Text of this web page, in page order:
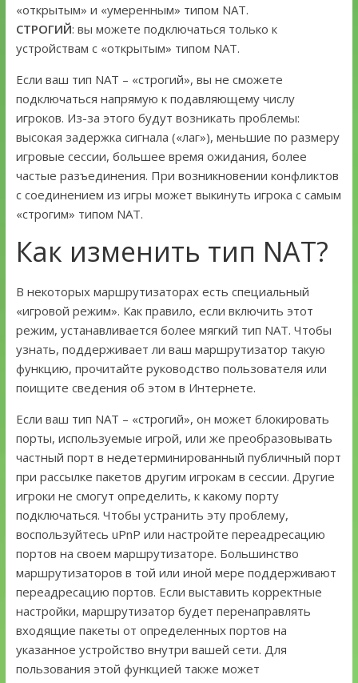
«открытым» и «умеренным» типом NAT.
СТРОГИЙ: вы можете подключаться только к
устройствам с «открытым» типом NAT.
Если ваш тип NAT – «строгий», вы не сможете
подключаться напрямую к подавляющему числу
игроков. Из-за этого будут возникать проблемы:
высокая задержка сигнала («лаг»), меньшие по размеру
игровые сессии, большее время ожидания, более
частые разъединения. При возникновении конфликтов
с соединением из игры может выкинуть игрока с самым
«строгим» типом NAT.
Как изменить тип NAT?
В некоторых маршрутизаторах есть специальный
«игровой режим». Как правило, если включить этот
режим, устанавливается более мягкий тип NAT. Чтобы
узнать, поддерживает ли ваш маршрутизатор такую
функцию, прочитайте руководство пользователя или
поищите сведения об этом в Интернете.
Если ваш тип NAT – «строгий», он может блокировать
порты, используемые игрой, или же преобразовывать
частный порт в недетерминированный публичный порт
при рассылке пакетов другим игрокам в сессии. Другие
игроки не смогут определить, к какому порту
подключаться. Чтобы устранить эту проблему,
воспользуйтесь uPnP или настройте переадресацию
портов на своем маршрутизаторе. Большинство
маршрутизаторов в той или иной мере поддерживают
переадресацию портов. Если выставить корректные
настройки, маршрутизатор будет перенаправлять
входящие пакеты от определенных портов на
указанное устройство внутри вашей сети. Для
пользования этой функцией также может